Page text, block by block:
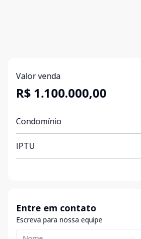
Valor venda
R$ 1.100.000,00
Condomínio
IPTU
Entre em contato
Escreva para nossa equipe